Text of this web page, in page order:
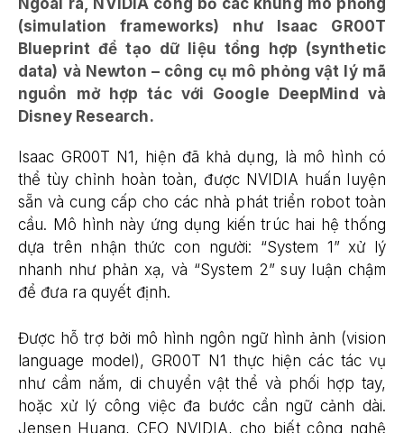
Ngoài ra, NVIDIA công bố các khung mô phỏng
(simulation frameworks) như Isaac GR00T
Blueprint để tạo dữ liệu tổng hợp (synthetic
data) và Newton – công cụ mô phỏng vật lý mã
nguồn mở hợp tác với Google DeepMind và
Disney Research.
Isaac GR00T N1, hiện đã khả dụng, là mô hình có
thể tùy chỉnh hoàn toàn, được NVIDIA huấn luyện
sẵn và cung cấp cho các nhà phát triển robot toàn
cầu. Mô hình này ứng dụng kiến trúc hai hệ thống
dựa trên nhận thức con người: “System 1” xử lý
nhanh như phản xạ, và “System 2” suy luận chậm
để đưa ra quyết định.
Được hỗ trợ bởi mô hình ngôn ngữ hình ảnh (vision
language model), GR00T N1 thực hiện các tác vụ
như cầm nắm, di chuyển vật thể và phối hợp tay,
hoặc xử lý công việc đa bước cần ngữ cảnh dài.
Jensen Huang, CEO NVIDIA, cho biết công nghệ